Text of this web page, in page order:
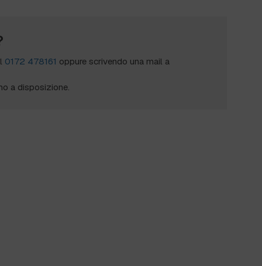
0172 478161 oppure scrivendo una mail a
a disposizione.